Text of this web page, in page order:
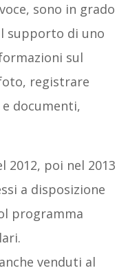
sono in grado
supporto di uno
sul
registrare
documenti,
poi nel 2013
a disposizione
programma
venduti al